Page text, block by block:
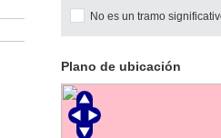
No es un tramo
Plano de ubicación